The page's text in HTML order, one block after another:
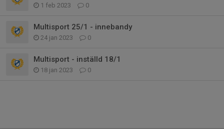
1 feb 2023 0
Multisport 25/1 - innebandy
24 jan 2023 0
Multisport - inställd 18/1
18 jan 2023 0